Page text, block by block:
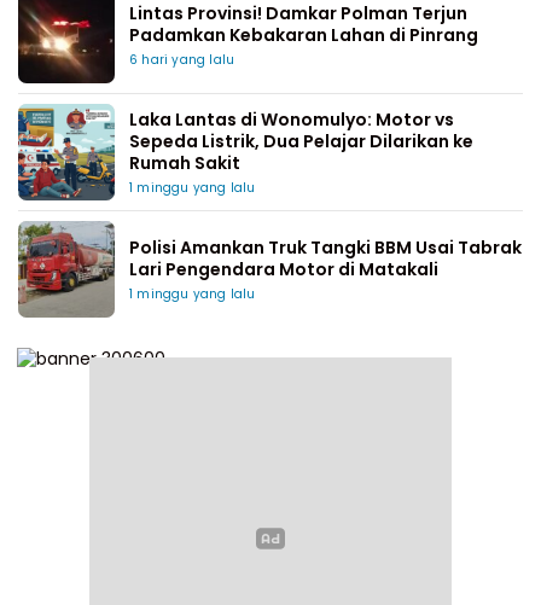
Lintas Provinsi! Damkar Polman Terjun
Padamkan Kebakaran Lahan di Pinrang
6 hari yang lalu
Laka Lantas di Wonomulyo: Motor vs
Sepeda Listrik, Dua Pelajar Dilarikan ke
Rumah Sakit
1 minggu yang lalu
Polisi Amankan Truk Tangki BBM Usai Tabrak
Lari Pengendara Motor di Matakali
1 minggu yang lalu